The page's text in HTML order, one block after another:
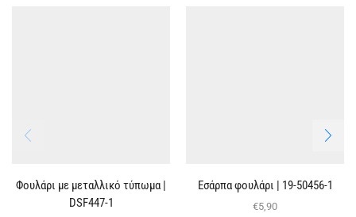
Φουλάρι με μεταλλικό τύπωμα |
DSF447-1
Eσάρπα φουλάρι | 19-50456-1
€5,90